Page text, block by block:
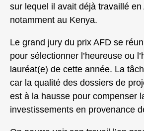
sur lequel il avait déjà travaillé en
notamment au Kenya.
Le grand jury du prix AFD se
pour sélectionner l’heureuse ou
lauréat(e) de cette année. La
car la qualité des dossiers de
est à la hausse pour compenser
investissements en provenance